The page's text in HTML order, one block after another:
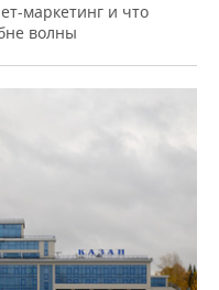
маркетинг и что
волны